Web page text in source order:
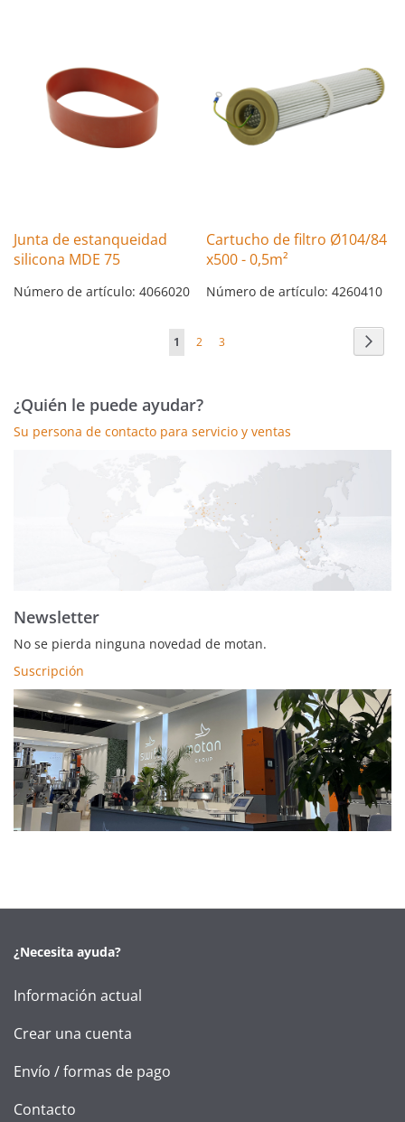
Junta de estanqueidad
silicona MDE 75
Número de artículo: 4066020
Cartucho de filtro Ø104/84
x500 - 0,5m²
Número de artículo: 4260410
Página
Actualmente
leyendo
1 Página
2 Página
3
¿Quién le puede ayudar?
Su persona de contacto para servicio y ventas
Newsletter
No se pierda ninguna novedad de motan.
Suscripción
¿Necesita ayuda?
Información actual
Crear una cuenta
Envío / formas de pago
Contacto